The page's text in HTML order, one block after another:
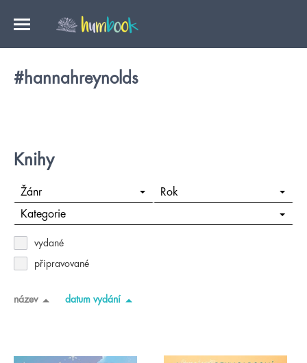
#hannahreynolds
Knihy
Žánr Rok
Kategorie
vydané
připravované
název datum vydání